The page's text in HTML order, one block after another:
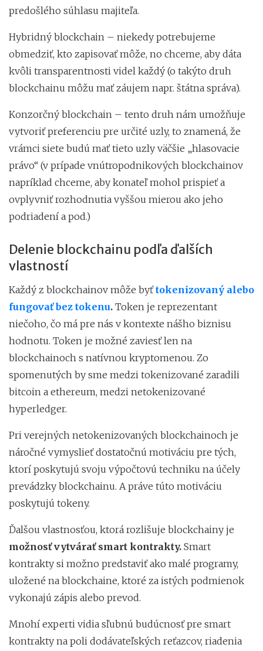
predošlého súhlasu majiteľa.
Hybridný blockchain – niekedy potrebujeme
obmedziť, kto zapisovať môže, no chceme, aby dáta
kvôli transparentnosti videl každý (o takýto druh
blockchainu môžu mať záujem napr. štátna správa).
Konzorčný blockchain – tento druh nám umožňuje
vytvoriť preferenciu pre určité uzly, to znamená, že
vrámci siete budú mať tieto uzly väčšie „hlasovacie
právo“ (v prípade vnútropodnikových blockchainov
napríklad chceme, aby konateľ mohol prispieť a
ovplyvniť rozhodnutia vyššou mierou ako jeho
podriadení a pod.)
Delenie blockchainu podľa ďalších
vlastností
Každý z blockchainov môže byťtokenizovaný alebo
fungovať bez tokenu. Token je reprezentant
niečoho, čo má pre nás v kontexte nášho biznisu
hodnotu. Token je možné zaviesť len na
blockchainoch s natívnou kryptomenou. Zo
spomenutých by sme medzi tokenizované zaradili
bitcoin a ethereum, medzi netokenizované
hyperledger.
Pri verejných netokenizovaných blockchainoch je
náročné vymyslieť dostatočnú motiváciu pre tých,
ktorí poskytujú svoju výpočtovú techniku na účely
prevádzky blockchainu. A práve túto motiváciu
poskytujú tokeny.
Ďalšou vlastnosťou, ktorá rozlišuje blockchainy je
možnosť vytvárať smart kontrakty. Smart
kontrakty si možno predstaviť ako malé programy,
uložené na blockchaine, ktoré za istých podmienok
vykonajú zápis alebo prevod.
Mnohí experti vidia sľubnú budúcnosť pre smart
kontrakty na poli dodávateľských reťazcov, riadenia